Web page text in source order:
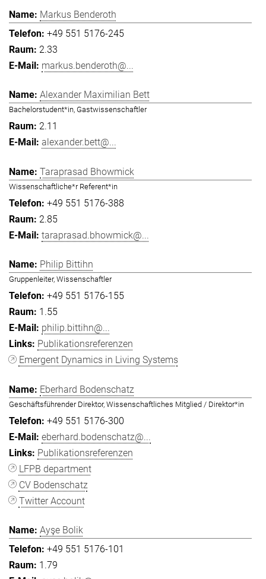
Markus Benderoth
+49 551 5176-245
2.33
markus.benderoth@...
Alexander Maximilian Bett
Bachelorstudent*in, Gastwissenschaftler
2.11
alexander.bett@...
Taraprasad Bhowmick
Wissenschaftliche*r Referent*in
+49 551 5176-388
2.85
taraprasad.bhowmick@...
Philip Bittihn
Gruppenleiter, Wissenschaftler
+49 551 5176-155
1.55
philip.bittihn@...
Publikationsreferenzen
Emergent Dynamics in Living Systems
Eberhard Bodenschatz
Geschäftsführender Direktor, Wissenschaftliches Mitglied / Direktor*in
+49 551 5176-300
eberhard.bodenschatz@...
Publikationsreferenzen
LFPB department
CV Bodenschatz
Twitter Account
Ayşe Bolik
+49 551 5176-101
1.79